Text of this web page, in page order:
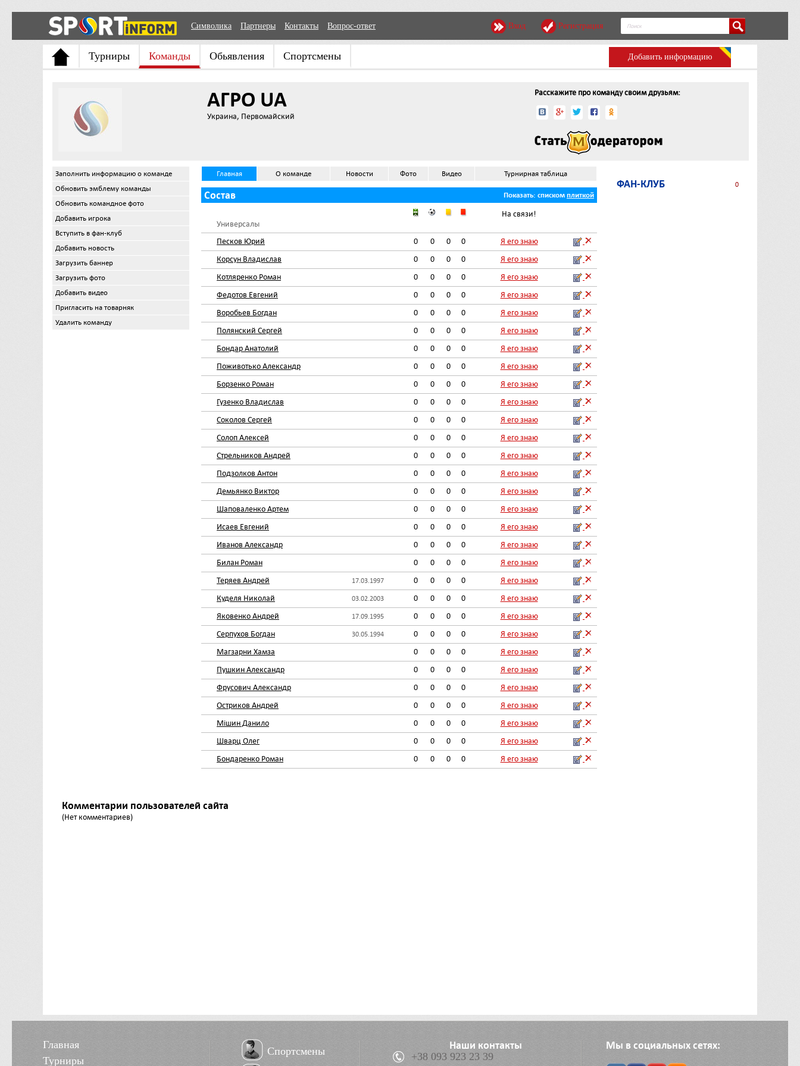
Символика Партнеры Контакты Вопрос-ответ Вход Регистрация
Турниры Команды Обьявления Спортсмены Добавить информацию
АГРО UA
Украина, Первомайский
Расскажите про команду своим друзьям:
Заполнить информацию о команде
Обновить эмблему команды
Обновить командное фото
Добавить игрока
Вступить в фан-клуб
Добавить новость
Загрузить баннер
Загрузить фото
Добавить видео
Пригласить на товарняк
Удалить команду
Главная О команде Новости Фото Видео Турнирная таблица
Состав Показать: списком плиткой
На связи!
Универсалы
Песков Юрий
0 0 0 0
Я его знаю
Корсун Владислав
0 0 0 0
Я его знаю
Котляренко Роман
0 0 0 0
Я его знаю
Федотов Евгений
0 0 0 0
Я его знаю
Воробьев Богдан
0 0 0 0
Я его знаю
Полянский Сергей
0 0 0 0
Я его знаю
Бондар Анатолий
0 0 0 0
Я его знаю
Поживотько Александр
0 0 0 0
Я его знаю
Борзенко Роман
0 0 0 0
Я его знаю
Гузенко Владислав
0 0 0 0
Я его знаю
Соколов Сергей
0 0 0 0
Я его знаю
Солоп Алексей
0 0 0 0
Я его знаю
Стрельников Андрей
0 0 0 0
Я его знаю
Подзолков Антон
0 0 0 0
Я его знаю
Демьянко Виктор
0 0 0 0
Я его знаю
Шаповаленко Артем
0 0 0 0
Я его знаю
Исаев Евгений
0 0 0 0
Я его знаю
Иванов Александр
0 0 0 0
Я его знаю
Билан Роман
0 0 0 0
Я его знаю
Теряев Андрей
17.03.1997 0 0 0 0
Я его знаю
Куделя Николай
03.02.2003 0 0 0 0
Я его знаю
Яковенко Андрей
17.09.1995 0 0 0 0
Я его знаю
Серпухов Богдан
30.05.1994 0 0 0 0
Я его знаю
Магзарни Хамза
0 0 0 0
Я его знаю
Пушкин Александр
0 0 0 0
Я его знаю
Фрусович Александр
0 0 0 0
Я его знаю
Остриков Андрей
0 0 0 0
Я его знаю
Мішин Данило
0 0 0 0
Я его знаю
Шварц Олег
0 0 0 0
Я его знаю
Бондаренко Роман
0 0 0 0 Я его знаю
Комментарии пользователей сайта
(Нет комментариев)
ФАН-КЛУБ 0
Главная
Турниры
Спортсмены
Наши контакты
+38 093 923 23 39
Мы в социальных сетях: